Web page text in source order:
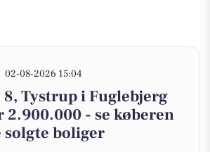
02-08-2026 15:04
Tystrup i Fuglebjerg
2.900.000 - se køberen
solgte boliger